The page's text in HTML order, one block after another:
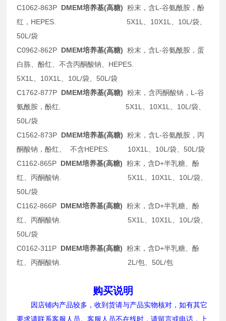
C1062-863P DMEM培养基(高糖) 粉末，含L-谷氨酰胺，酚
红，HEPES. 5X1L、10X1L、10L/袋、
50L/袋
C0962-862P DMEM培养基(高糖) 粉末，含L-谷氨酰胺，蛋
白胨、酚红、不含丙酮酸钠、HEPES.
5X1L、10X1L、10L/袋、50L/袋
C1762-877P DMEM培养基(高糖) 粉末，含丙酮酸钠，L-谷
氨酰胺，酚红. 5X1L、10X1L、10L/袋、
50L/袋
C1562-873P DMEM培养基(高糖) 粉末，含L-谷氨酰胺，丙
酮酸钠，酚红、 不含HEPES. 10X1L、10L/袋、50L/袋
C1162-865P DMEM培养基(高糖) 粉末，含D+半乳糖、酚
红、丙酮酸钠. 5X1L、10X1L、10L/袋、
50L/袋
C1162-866P DMEM培养基(高糖) 粉末，含D+半乳糖、酚
红、丙酮酸钠. 5X1L、10X1L、10L/袋、
50L/袋
C0162-311P DMEM培养基(高糖) 粉末，含D+半乳糖、酚
红、丙酮酸钠. 2L/包、50L/包
购买说明
因店铺内产品较多，收到货请与产品实物核对，如有其它
要求请联系客服人员。客服人员不在线时，请留言或电话，上